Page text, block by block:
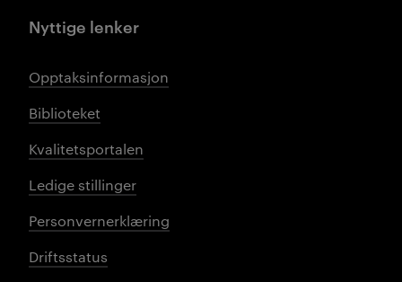
Nyttige lenker
Opptaksinformasjon
Biblioteket
Kvalitetsportalen
Ledige stillinger
Personvernerklæring
Driftsstatus